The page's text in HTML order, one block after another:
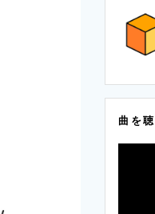
曲を聴